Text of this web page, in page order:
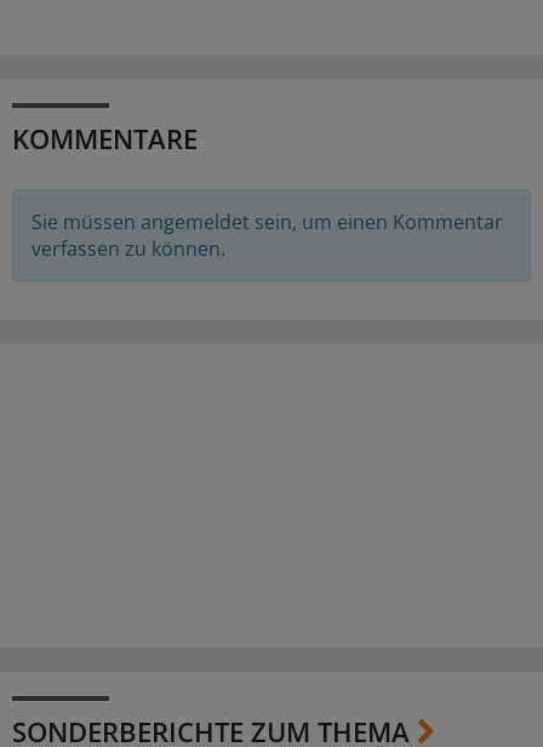
KOMMENTARE
Sie müssen angemeldet sein, um einen Kommentar
verfassen zu können.
SONDERBERICHTE ZUM THEMA